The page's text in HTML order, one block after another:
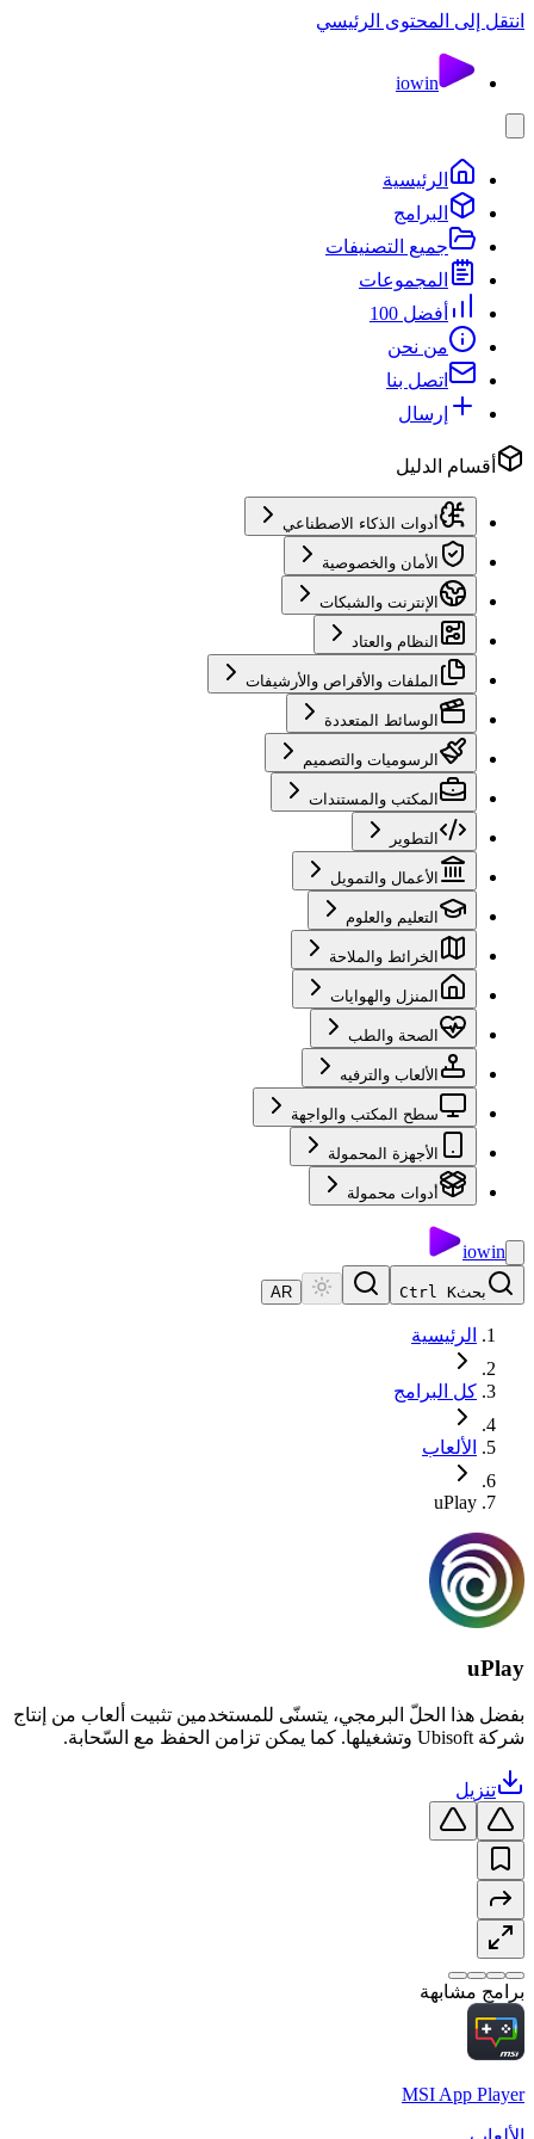
انتقل إلى المحتوى الرئيسي
iowin
الرئيسية
البرامج
جميع التصنيفات
المجموعات
أفضل 100
من نحن
اتصل بنا
إرسال
أقسام الدليل
أدوات الذكاء الاصطناعي
الأمان والخصوصية
الإنترنت والشبكات
النظام والعتاد
الملفات والأقراص والأرشيفات
الوسائط المتعددة
الرسوميات والتصميم
المكتب والمستندات
التطوير
الأعمال والتمويل
التعليم والعلوم
الخرائط والملاحة
المنزل والهوايات
الصحة والطب
الألعاب والترفيه
سطح المكتب والواجهة
الأجهزة المحمولة
أدوات محمولة
iowin
بحثCtrl K
AR
الرئيسية
كل البرامج
الألعاب
uPlay
uPlay
بفضل هذا الحلّ البرمجي، يتسنّى للمستخدمين تثبيت ألعاب من إنتاج
شركة Ubisoft وتشغيلها. كما يمكن تزامن الحفظ مع السّحابة.
تنزيل
برامج مشابهة
MSI App Player